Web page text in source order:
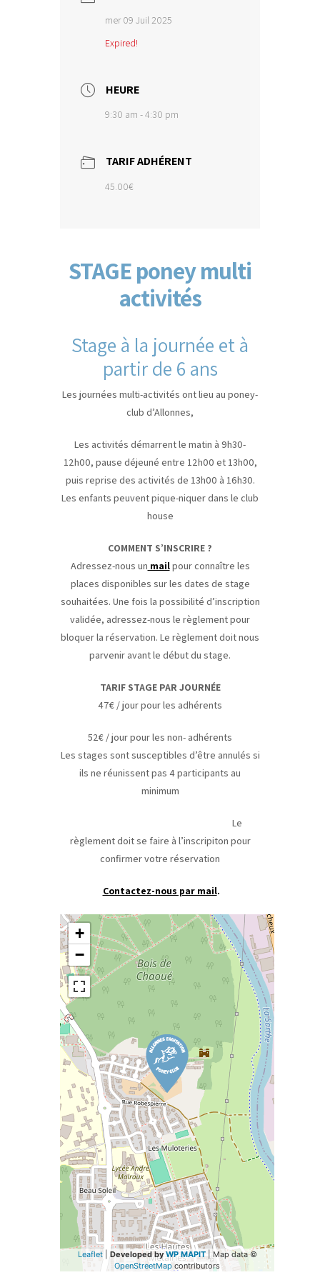
mer 09 Juil 2025
Expired!
HEURE
9:30 am - 4:30 pm
TARIF ADHÉRENT
45.00€
STAGE poney multi
activités
Stage à la journée et à
partir de 6 ans
Les journées multi-activités ont lieu au poney-
club d’Allonnes,
Les activités démarrent le matin à 9h30-
12h00, pause déjeuné entre 12h00 et 13h00,
puis reprise des activités de 13h00 à 16h30.
Les enfants peuvent pique-niquer dans le club
house
COMMENT S’INSCRIRE ?
Adressez-nous un mailpour connaître les
places disponibles sur les dates de stage
souhaitées. Une fois la possibilité d’inscription
validée, adressez-nous le règlement pour
bloquer la réservation. Le règlement doit nous
parvenir avant le début du stage.
TARIF STAGE PAR JOURNÉE
47€ / jour pour les adhérents
52€ / jour pour les non- adhérents
Les stages sont susceptibles d’être annulés si
ils ne réunissent pas 4 participants au
minimum
Le
règlement doit se faire à l’inscripiton pour
confirmer votre réservation
Contactez-nous par mail.
+
−
Leaflet| Developed byWP MAPIT| Map data ©
OpenStreetMap contributors